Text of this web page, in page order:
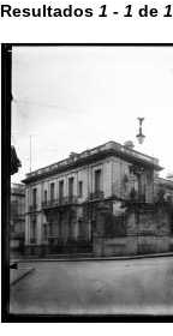
Resultados 1 - 1 de 1